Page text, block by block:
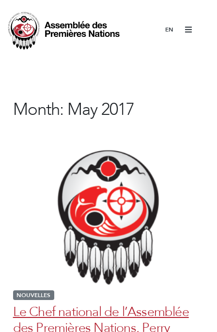
Menu
Month: May 2017
NOUVELLES
Le Chef national de l’Assemblée
des Premières Nations, Perry